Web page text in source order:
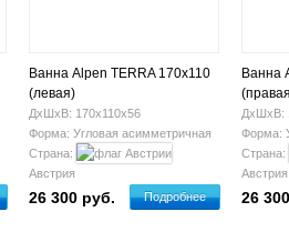
Ванна Alpen TERRA 170x110
(левая)
ДхШхВ: 170х110х56
Форма: Угловая асимметричная
Страна:
Австрия
26 300 руб. Подробнее
Ванна
ДхШхВ:
Форма:
Страна:
Австрия
26